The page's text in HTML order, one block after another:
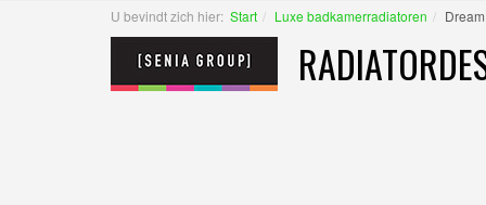
U bevindt zich hier: Start Luxe badkamerradiatoren